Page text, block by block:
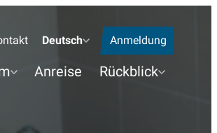
Deutsch Anmeldung
Anreise Rückblick